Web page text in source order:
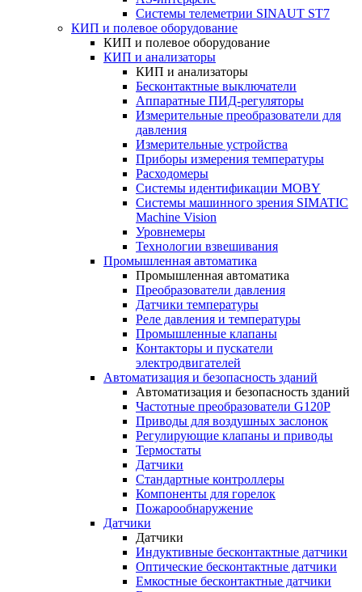
Системы телеметрии SINAUT ST7
КИП и полевое оборудование
КИП и полевое оборудование
КИП и анализаторы
КИП и анализаторы
Бесконтактные выключатели
Аппаратные ПИД-регуляторы
Измерительные преобразователи для
давления
Измерительные устройства
Приборы измерения температуры
Расходомеры
Системы идентификации MOBY
Системы машинного зрения SIMATIC
Machine Vision
Уровнемеры
Технологии взвешивания
Промышленная автоматика
Промышленная автоматика
Преобразователи давления
Датчики температуры
Реле давления и температуры
Промышленные клапаны
Контакторы и пускатели
электродвигателей
Автоматизация и безопасность зданий
Автоматизация и безопасность зданий
Частотные преобразователи G120P
Приводы для воздушных заслонок
Регулирующие клапаны и приводы
Термостаты
Датчики
Стандартные контроллеры
Компоненты для горелок
Пожарообнаружение
Датчики
Датчики
Индуктивные бесконтактные датчики
Оптические бесконтактные датчики
Емкостные бесконтактные датчики